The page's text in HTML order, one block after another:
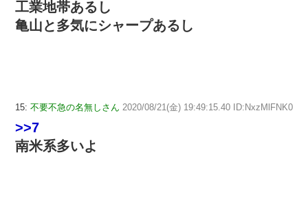
工業地帯あるし
亀山と多気にシャープあるし
15: 不要不急の名無しさん 2020/08/21(金) 19:49:15.40 ID:NxzMlFNK0
>>7
南米系多いよ